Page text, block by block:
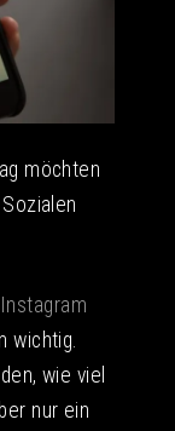
möchten
Instagram
wichtig.
wie viel
nur ein